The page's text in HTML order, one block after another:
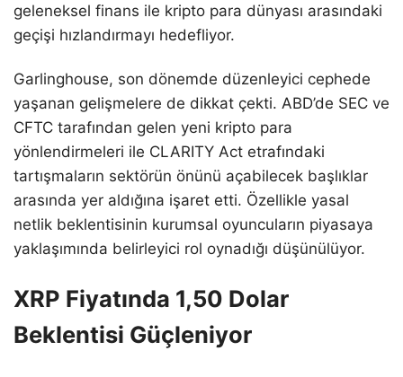
geleneksel finans ile kripto para dünyası arasındaki
geçişi hızlandırmayı hedefliyor.
Garlinghouse, son dönemde düzenleyici cephede
yaşanan gelişmelere de dikkat çekti. ABD’de SEC ve
CFTC tarafından gelen yeni kripto para
yönlendirmeleri ile CLARITY Act etrafındaki
tartışmaların sektörün önünü açabilecek başlıklar
arasında yer aldığına işaret etti. Özellikle yasal
netlik beklentisinin kurumsal oyuncuların piyasaya
yaklaşımında belirleyici rol oynadığı düşünülüyor.
XRP Fiyatında 1,50 Dolar
Beklentisi Güçleniyor